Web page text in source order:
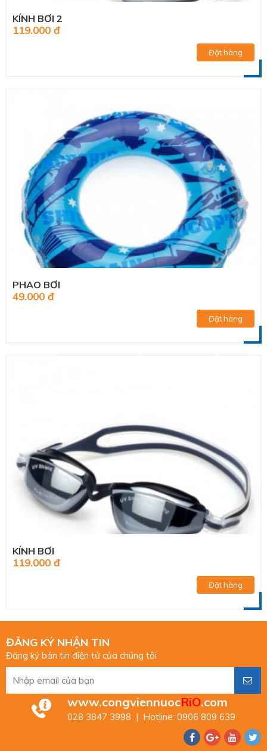
KÍNH BƠI 2
119.000 đ
Đặt hàng
PHAO BƠI
49.000 đ
Đặt hàng
KÍNH BƠI
119.000 đ
Đặt hàng
ĐĂNG KÝ NHẬN TIN
Đăng ký bản tin điện tử của chúng tôi
www.congviennuocRiO.com
028 3847 3998 | Hotline: 0906 809 639